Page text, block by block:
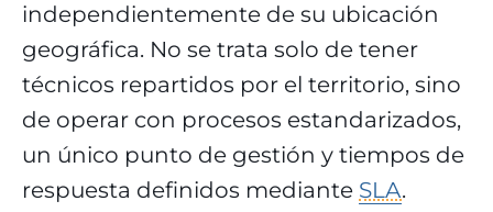
independientemente de su ubicación
geográfica. No se trata solo de tener
técnicos repartidos por el territorio, sino
de operar con procesos estandarizados,
un único punto de gestión y tiempos de
respuesta definidos mediante SLA.